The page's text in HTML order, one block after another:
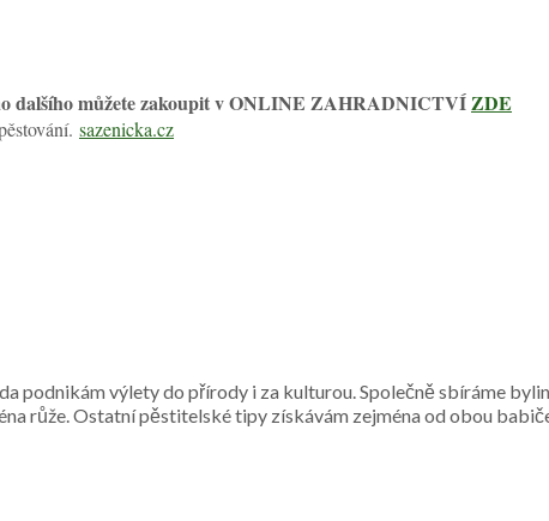
dalšího můžete zakoupit v ONLINE ZAHRADNICTVÍZDE
sazenicka.cz
podnikám výlety do přírody i za kulturou. Společně sbíráme
růže. Ostatní pěstitelské tipy získávám zejména od obou